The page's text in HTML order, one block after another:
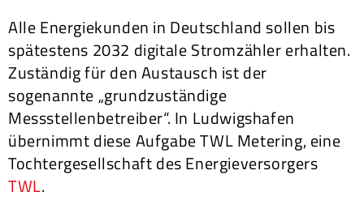
Alle Energiekunden in Deutschland sollen bis
spätestens 2032 digitale Stromzähler erhalten.
Zuständig für den Austausch ist der
sogenannte „grundzuständige
Messstellenbetreiber“. In Ludwigshafen
übernimmt diese Aufgabe TWL Metering, eine
Tochtergesellschaft des Energieversorgers
TWL.